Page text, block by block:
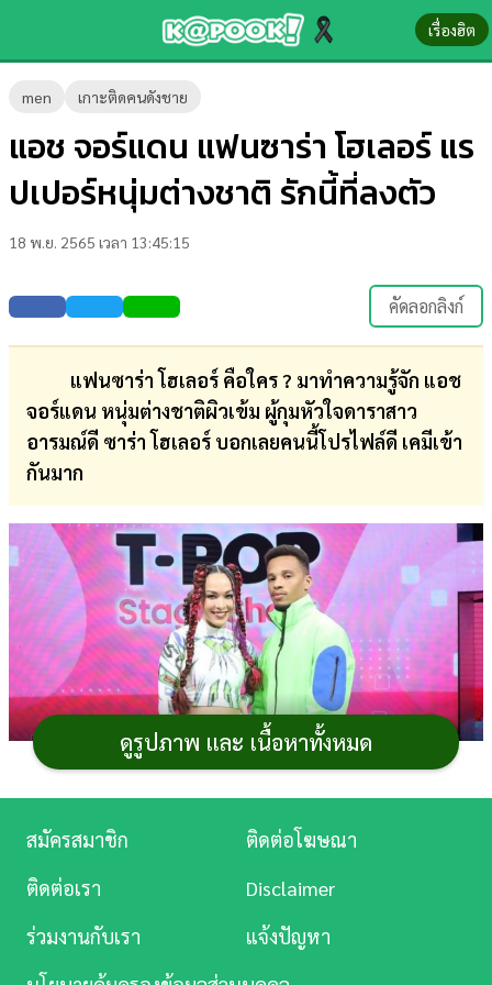
เรื่องฮิต
men เกาะติดคนดังชาย
แอช จอร์แดน แฟนซาร่า โฮเลอร์ แร
ปเปอร์หนุ่มต่างชาติ รักนี้ที่ลงตัว
18 พ.ย. 2565 เวลา 13:45:15
คัดลอกลิงก์
แฟนซาร่า โฮเลอร์ คือใคร ? มาทำความรู้จัก แอช
จอร์แดน หนุ่มต่างชาติผิวเข้ม ผู้กุมหัวใจดาราสาว
อารมณ์ดี ซาร่า โฮเลอร์ บอกเลยคนนี้โปรไฟล์ดี เคมีเข้า
กันมาก
ภาพจาก : Instagram tpopstage_official
ความรักกำลังหวานสุกงอมเลยทีเดียว สำหรับ
มากความสามารถอย่าง
ซาร่า โฮเลอร์หรือ
ดูรูปภาพ และ เนื้อหาทั้งหมด
ข่าว-
ความ
รู้
บันเทิง
ตรวจ
ผล
บอล
สด
การ
เงิน
การ
ศึกษา
บันเทิง
ดู
Music
สมัครสมาชิก
ติดต่อโฆษณา
ติดต่อเรา
Disclaimer
ร่วมงานกับเรา
แจ้งปัญหา